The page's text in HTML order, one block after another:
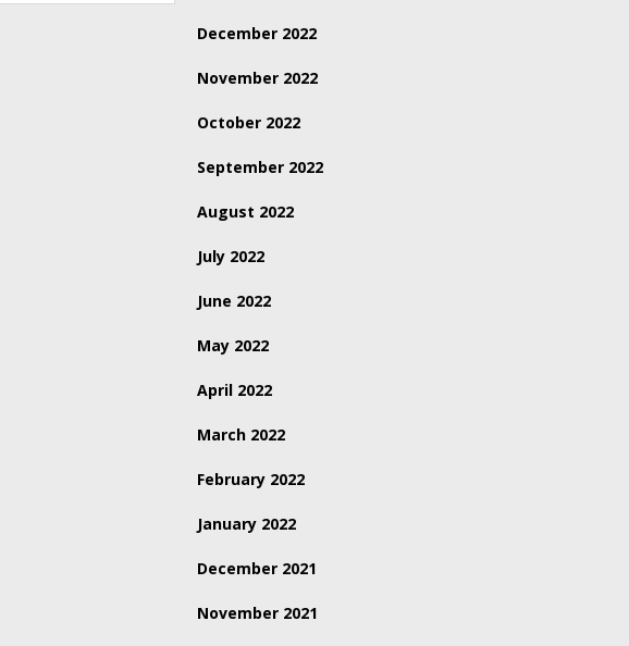
December 2022
November 2022
October 2022
September 2022
August 2022
July 2022
June 2022
May 2022
April 2022
March 2022
February 2022
January 2022
December 2021
November 2021